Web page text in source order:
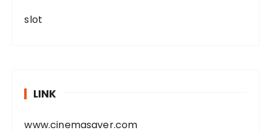
slot
LINK
www.cinemasaver.com